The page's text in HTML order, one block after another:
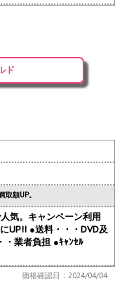
ド
取額UP。
気。キャンペーン利用
UP!! ●送料・・・DVD及
・業者負担 ●ｷｬﾝｾﾙ
価格確認日：2024/04/04